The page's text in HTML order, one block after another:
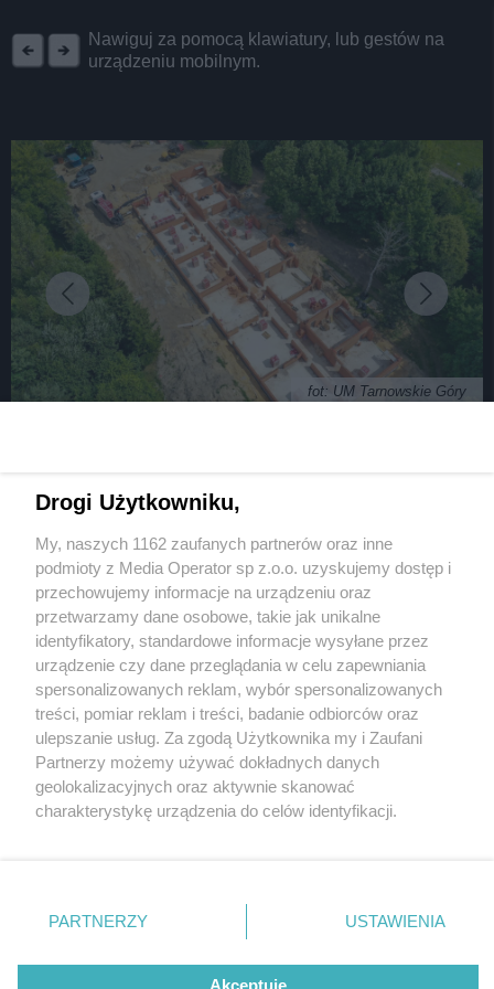
Nawiguj za pomocą klawiatury, lub gestów na
urządzeniu mobilnym.
fot: UM Tarnowskie Góry
Pomieści prawie setkę maluchów
2 / 3
Nowy żłobek w Tarnowskich
Górach
Wydawca mediów lokalnych
Nie zapomnij
zapoznać się z:
polityką prywatności regulamin korzystania z portali
Twojemiasto
Piekary Śląskie
Chorzów
Tarnowskie Góry
Gliwice
Skontakuj sięz nami
Kontakt
Wydawca
Redakcja
Drogi Użytkowniku,
My, naszych 1162 zaufanych partnerów oraz inne
podmioty z Media Operator sp z.o.o. uzyskujemy dostęp i
przechowujemy informacje na urządzeniu oraz
przetwarzamy dane osobowe, takie jak unikalne
identyfikatory, standardowe informacje wysyłane przez
urządzenie czy dane przeglądania w celu zapewniania
spersonalizowanych reklam, wybór spersonalizowanych
treści, pomiar reklam i treści, badanie odbiorców oraz
ulepszanie usług. Za zgodą Użytkownika my i Zaufani
Partnerzy możemy używać dokładnych danych
geolokalizacyjnych oraz aktywnie skanować
charakterystykę urządzenia do celów identyfikacji.
zmienić/wycofać klikając przycisk ustawień prywatności
znajdujący się w lewym dolnym rogu strony
rodzaje przetwarzania danych nie wymagają zgody
użytkownika, ale masz prawo sprzeciwić się takiemu
PARTNERZY USTAWIENIA
Akceptuję